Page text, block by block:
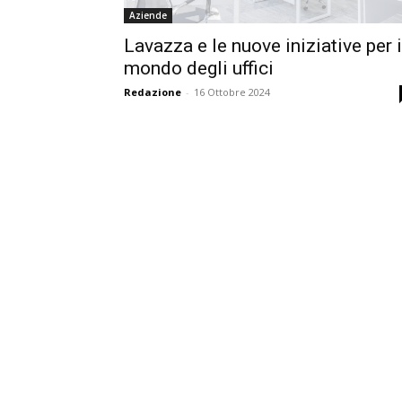
Aziende
Lavazza e le nuove iniziative per
mondo degli uffici
Redazione - 16 Ottobre 2024